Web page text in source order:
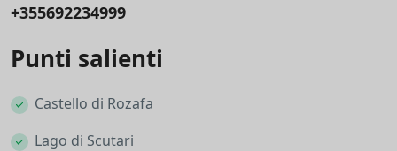
+355692234999
Punti salienti
Castello di Rozafa
Lago di Scutari